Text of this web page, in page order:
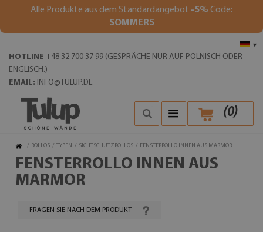
Alle Produkte aus dem Standardangebot -5% Code:
SOMMER5
▾
HOTLINE +48 32 700 37 99 (GESPRÄCHE NUR AUF POLNISCH ODER
ENGLISCH.)
EMAIL: INFO@TULUP.DE
(0)
/ ROLLOS / TYPEN / SICHTSCHUTZROLLOS / FENSTERROLLO INNEN AUS MARMOR
FENSTERROLLO INNEN AUS
MARMOR
FRAGEN SIE NACH DEM PRODUKT